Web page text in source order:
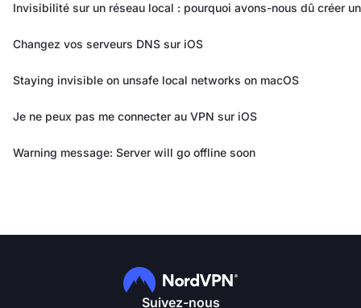
Invisibilité sur un réseau local : pourquoi avons-nous dû créer
Changez vos serveurs DNS sur iOS
Staying invisible on unsafe local networks on macOS
Je ne peux pas me connecter au VPN sur iOS
Warning message: Server will go offline soon
Suivez-nous